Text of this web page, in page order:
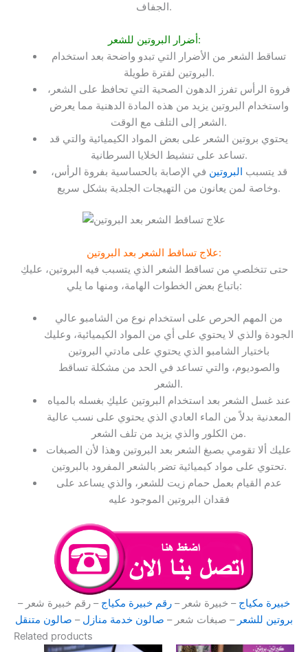
الجفاف.
أضرار البروتين للشعر:
تساقط الشعر من الأضرار التي تبدو واضحة بعد استخدام
البروتين لفترة طويلة.
فروة الرأس تفرز الدهون الصحية التي تحافظ على الشعر،
واستخدام البروتين يزيد من هذه المادة الدهنية مما يعرض
الشعر إلى التلف مع الوقت.
يحتوي بروتين الشعر على بعض المواد الكيميائية والتي قد
تساعد على تنشيط الخلايا السرطانية.
قد يتسبب البروتين في الإصابة بالحساسية بفروة الرأس،
وخاصة لمن يعانون من التهيجات الجلدية بشكل سريع.
علاج تساقط الشعر بعد البروتين:
حتى تتخلصي من تساقط الشعر الذي يتسبب فيه البروتين، عليكِ
باتباع بعض الخطوات الهامة، ومنها ما يلي:
من المهم الحرص على استخدام نوع من الشامبو عالي
الجودة والذي لا يحتوي على أي من المواد الكيميائية، وعليك
باختيار الشامبو الذي يحتوي على مادتي البروتين
والصوديوم، والتي تساعد في الحد من مشكلة تساقط
الشعر.
عند غسل الشعر بعد استخدام البروتين عليكِ بغسله بالمياه
المعدنية بدلاً من الماء العادي الذي يحتوي على نسب عالية
من الكلور والذي يزيد من تلف الشعر.
عليك ألا تقومي بصبغ الشعر بعد البروتين وهذا لأن الصبغات
تحتوي على مواد كيميائية تضر بالشعر المفرود بالبروتين.
عدم القيام بعمل حمام زيت للشعر، والذي يساعد على
فقدان البروتين الموجود عليه
خبيرة مكياج – خبيرة شعر – رقم خبيرة مكياج – رقم خبيرة شعر –
بروتين للشعر – صبغات شعر – صالون خدمة منازل – صالون متنقل
Related products